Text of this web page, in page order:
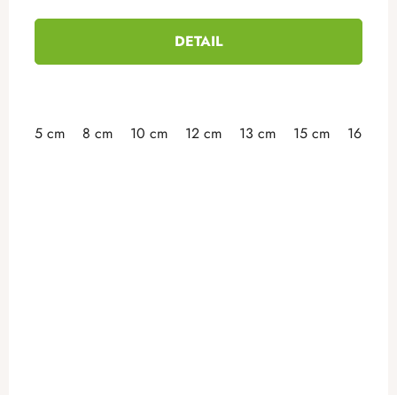
DETAIL
5 cm 8 cm 10 cm 12 cm 13 cm 15 cm 16 cm